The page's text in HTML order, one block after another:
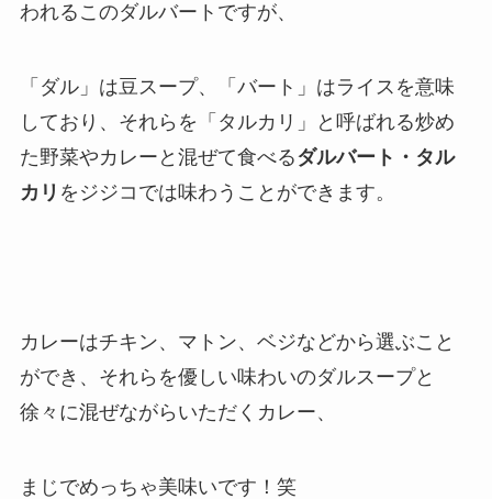
われるこのダルバートですが、
「ダル」は豆スープ、「バート」はライスを意味
しており、それらを「タルカリ」と呼ばれる炒め
た野菜やカレーと混ぜて食べるダルバート・タル
カリ をジジコでは味わうことができます。
カレーはチキン、マトン、ベジなどから選ぶこと
ができ、それらを優しい味わいのダルスープと
徐々に混ぜながらいただくカレー、
まじでめっちゃ美味いです！笑